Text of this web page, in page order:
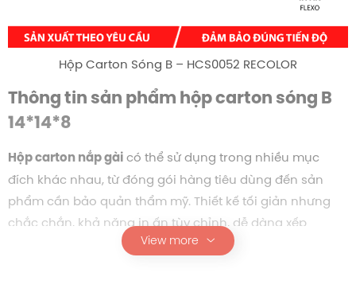
Hộp Carton Sóng B – HCS0052 RECOLOR
Thông tin sản phẩm hộp carton sóng B
14*14*8
Hộp carton nắp gài có thể sử dụng trong nhiều mục
đích khác nhau, từ đóng gói hàng tiêu dùng đến sản
phẩm cần bảo quản thẩm mỹ. Thiết kế tối giản nhưng
chắc chắn, khả năng in ấn tùy chỉnh, dễ dàng xếp
chồng hoặc lưu trữ là những yếu tố giúp mẫu hộp này
View more